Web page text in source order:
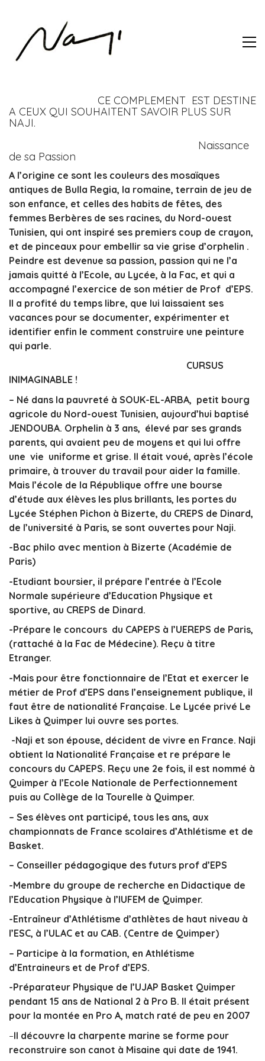
CE COMPLEMENT EST DESTINE
A CEUX QUI SOUHAITENT SAVOIR PLUS SUR
NAJI.
Naissance
de sa Passion
A l’origine ce sont les couleurs des mosaïques
antiques de Bulla Regia, la romaine, terrain de jeu de
son enfance, et celles des habits de fêtes, des
femmes Berbères de ses racines, du Nord-ouest
Tunisien, qui ont inspiré ses premiers coup de crayon,
et de pinceaux pour embellir sa vie grise d’orphelin .
Peindre est devenue sa passion, passion qui ne l’a
jamais quitté à l’Ecole, au Lycée, à la Fac, et qui a
accompagné l’exercice de son métier de Prof d’EPS.
Il a profité du temps libre, que lui laissaient ses
vacances pour se documenter, expérimenter et
identifier enfin le comment construire une peinture
qui parle.
CURSUS
INIMAGINABLE !
– Né dans la pauvreté à SOUK-EL-ARBA, petit bourg
agricole du Nord-ouest Tunisien, aujourd’hui baptisé
JENDOUBA. Orphelin à 3 ans, élevé par ses grands
parents, qui avaient peu de moyens et qui lui offre
une vie uniforme et grise. Il était voué, après l’école
primaire, à trouver du travail pour aider la famille.
Mais l’école de la République offre une bourse
d’étude aux élèves les plus brillants, les portes du
Lycée Stéphen Pichon à Bizerte, du CREPS de Dinard,
de l’université à Paris, se sont ouvertes pour Naji.
-Bac philo avec mention à Bizerte (Académie de
Paris)
-Etudiant boursier, il prépare l’entrée à l’Ecole
Normale supérieure d’Education Physique et
sportive, au CREPS de Dinard.
-Prépare le concours du CAPEPS à l’UEREPS de Paris,
(rattaché à la Fac de Médecine). Reçu à titre
Etranger.
-Mais pour être fonctionnaire de l’Etat et exercer le
métier de Prof d’EPS dans l’enseignement publique, il
faut être de nationalité Française. Le Lycée privé Le
Likes à Quimper lui ouvre ses portes.
-Naji et son épouse, décident de vivre en France. Naji
obtient la Nationalité Française et re prépare le
concours du CAPEPS. Reçu une 2e fois, il est nommé à
Quimper à l’Ecole Nationale de Perfectionnement
puis au Collège de la Tourelle à Quimper.
– Ses élèves ont participé, tous les ans, aux
championnats de France scolaires d’Athlétisme et de
Basket.
– Conseiller pédagogique des futurs prof d’EPS
-Membre du groupe de recherche en Didactique de
l’Education Physique à l’IUFEM de Quimper.
-Entraîneur d’Athlétisme d’athlètes de haut niveau à
l’ESC, à l’ULAC et au CAB. (Centre de Quimper)
– Participe à la formation, en Athlétisme
d’Entraineurs et de Prof d’EPS.
-Préparateur Physique de l’UJAP Basket Quimper
pendant 15 ans de National 2 à Pro B. Il était présent
pour la montée en Pro A, match raté de peu en 2007
–Il découvre la charpente marine se forme pour
reconstruire son canot à Misaine qui date de 1941.